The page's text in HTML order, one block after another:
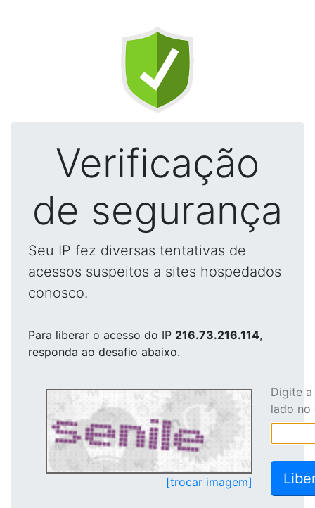
Verificação
de segurança
Seu IP fez diversas tentativas de
acessos suspeitos a sites hospedados
conosco.
Para liberar o acesso do IP 216.73.216.114,
responda ao desafio abaixo.
[trocar imagem]
Digite
lado no